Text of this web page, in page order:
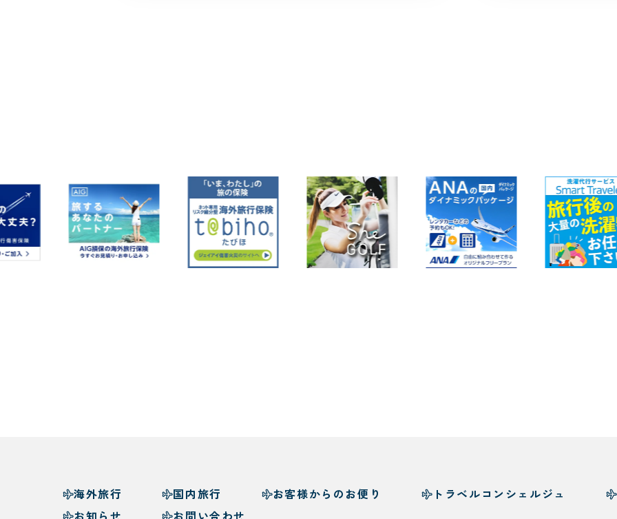
海外旅行 国内旅行 お客様からのお便り トラベルコンシェルジュ
お知らせ
お問い合わせ